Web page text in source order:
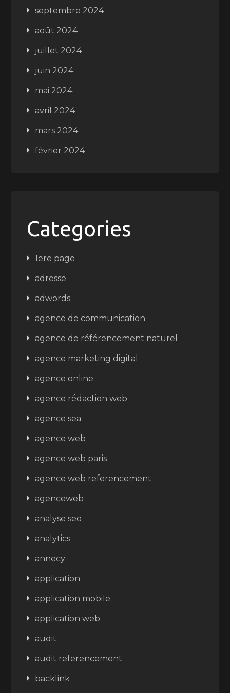
septembre 2024
août 2024
juillet 2024
juin 2024
mai 2024
avril 2024
mars 2024
février 2024
Categories
1ere page
adresse
adwords
agence de communication
agence de référencement naturel
agence marketing digital
agence online
agence rédaction web
agence sea
agence web
agence web paris
agence web referencement
agenceweb
analyse seo
analytics
annecy
application
application mobile
application web
audit
audit referencement
backlink